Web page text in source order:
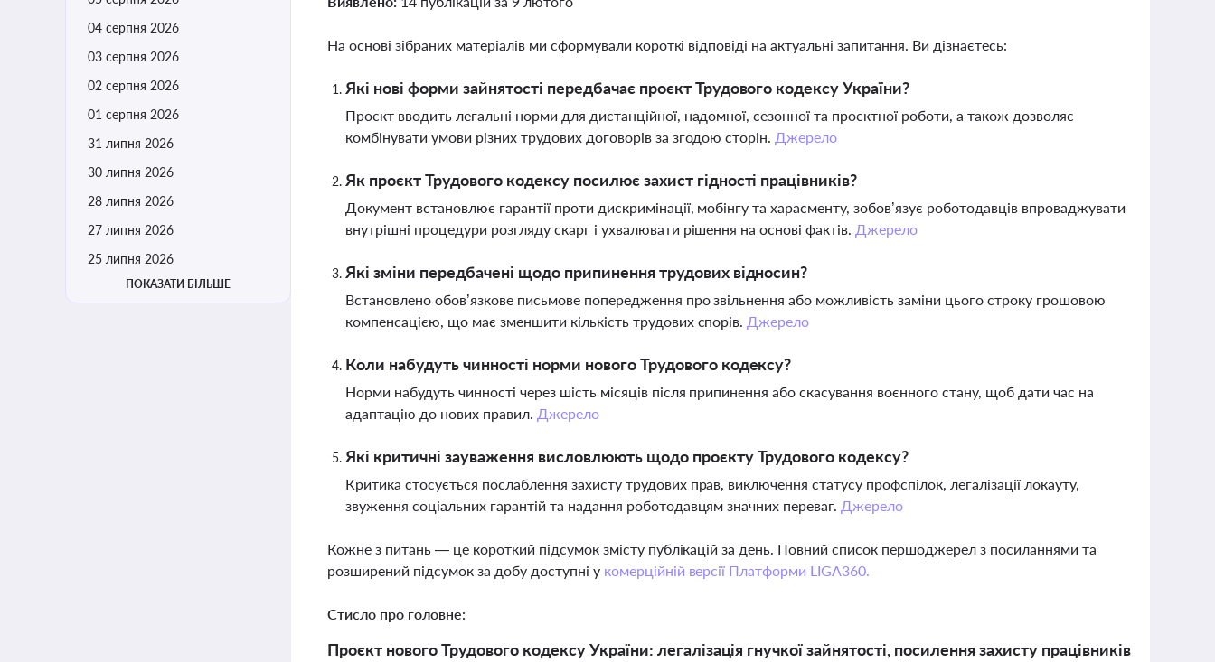
04 серпня 2026
03 серпня 2026
02 серпня 2026
01 серпня 2026
31 липня 2026
30 липня 2026
28 липня 2026
27 липня 2026
25 липня 2026
ПОКАЗАТИ БІЛЬШЕ
На основі зібраних матеріалів ми сформували короткі відповіді на актуальні запитання. Ви дізнаєтесь:
Які нові форми зайнятості передбачає проєкт Трудового кодексу України?
Проєкт вводить легальні норми для дистанційної, надомної, сезонної та проєктної роботи, а також дозволяє
комбінувати умови різних трудових договорів за згодою сторін. Джерело
Як проєкт Трудового кодексу посилює захист гідності працівників?
Документ встановлює гарантії проти дискримінації, мобінгу та харасменту, зобов’язує роботодавців впроваджувати
внутрішні процедури розгляду скарг і ухвалювати рішення на основі фактів. Джерело
Які зміни передбачені щодо припинення трудових відносин?
Встановлено обов’язкове письмове попередження про звільнення або можливість заміни цього строку грошовою
компенсацією, що має зменшити кількість трудових спорів. Джерело
Коли набудуть чинності норми нового Трудового кодексу?
Норми набудуть чинності через шість місяців після припинення або скасування воєнного стану, щоб дати час на
адаптацію до нових правил. Джерело
Які критичні зауваження висловлюють щодо проєкту Трудового кодексу?
Критика стосується послаблення захисту трудових прав, виключення статусу профспілок, легалізації локауту,
звуження соціальних гарантій та надання роботодавцям значних переваг. Джерело
Кожне з питань — це короткий підсумок змісту публікацій за день. Повний список першоджерел з посиланнями та
розширений підсумок за добу доступні у комерційній версії Платформи LIGA360.
Стисло про головне:
Проєкт нового Трудового кодексу України: легалізація гнучкої зайнятості, посилення захисту працівників